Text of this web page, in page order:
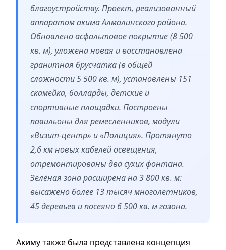
благоустройству. Проект, реализованный
аппаратом акима Алмалинского района.
Обновлено асфальтовое покрытие (8 500
кв. м), уложена новая и восстановлена
гранитная брусчатка (в общей
сложности 5 500 кв. м), установлены 151
скамейка, болларды, детские и
спортивные площадки. Построены
павильоны для ремесленников, модули
«Визит-центр» и «Полиция». Протянуто
2,6 км новых кабелей освещения,
отремонтированы два сухих фонтана.
Зелёная зона расширена на 3 800 кв. м:
высажено более 13 тысяч многолетников,
45 деревьев и посеяно 6 500 кв. м газона.
Акиму также была представлена концепция